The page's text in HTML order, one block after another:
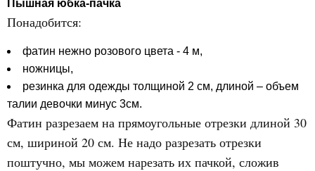
Пышная юбка-пачка
Понадобится:
фатин нежно розового цвета - 4 м,
ножницы,
резинка для одежды толщиной 2 см, длиной – объем
талии девочки минус 3см.
Фатин разрезаем на прямоугольные отрезки длиной 30
см, шириной 20 см. Не надо разрезать отрезки
поштучно, мы можем нарезать их пачкой, сложив